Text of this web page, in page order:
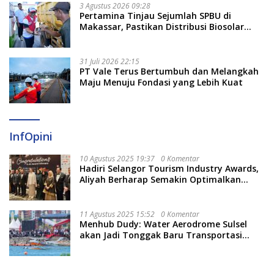
3 Agustus 2026 09:28
Pertamina Tinjau Sejumlah SPBU di
Makassar, Pastikan Distribusi Biosolar
31 Juli 2026 22:15
PT Vale Terus Bertumbuh dan Melangkah
Maju Menuju Fondasi yang Lebih Kuat
InfOpini
10 Agustus 2025 19:37 0 Komentar
Hadiri Selangor Tourism Industry Awards,
Aliyah Berharap Semakin Optimalkan
11 Agustus 2025 15:52 0 Komentar
Menhub Dudy: Water Aerodrome Sulsel
akan Jadi Tonggak Baru Transportasi